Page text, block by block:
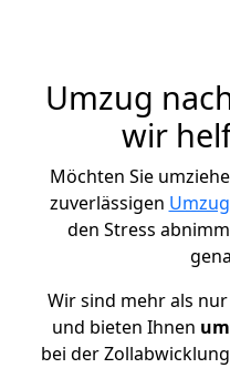
Umzug
wir
Möchten Sie
zuverlässigen
den Stress
Wir sind mehr als
und bieten Ihnen
bei der